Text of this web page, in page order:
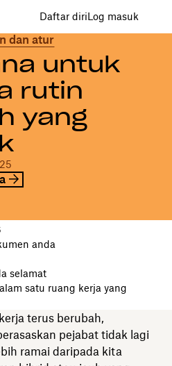
Daftar diriLog masuk
dan atur
untuk
rutin
yang
anda
selamat
satu ruang kerja yang
terus berubah,
pejabat tidak lagi
ramai daripada kita